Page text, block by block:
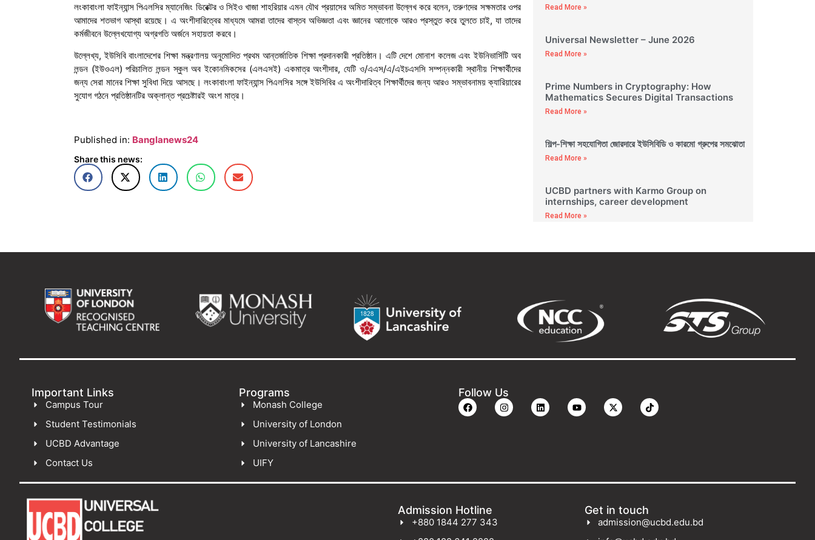
লংকাবাংলা ফাইন্যান্স পিএলসির ম্যানেজিং ডিরেক্টর ও সিইও খাজা শাহরিয়ার এমন যৌথ প্রয়াসের অমিত সম্ভাবনা উল্লেখ করে বলেন, তরুণদের সক্ষমতার ওপর
আমাদের শতভাগ আস্থা রয়েছে। এ অংশীদারিত্বের মাধ্যমে আমরা তাদের বাস্তব অভিজ্ঞতা এবং জ্ঞানের আলোকে আরও প্রস্তুত করে তুলতে চাই, যা তাদের
কর্মজীবনে উল্লেখযোগ্য অগ্রগতি অর্জনে সহায়তা করবে।
উল্লেখ্য, ইউসিবি বাংলাদেশের শিক্ষা মন্ত্রণালয় অনুমোদিত প্রথম আন্তর্জাতিক শিক্ষা প্রদানকারী প্রতিষ্ঠান। এটি দেশে মোনাশ কলেজ এবং ইউনিভার্সিটি অব
লন্ডন (ইউওএল) পরিচালিত লন্ডন স্কুল অব ইকোনমিকসের (এলএসই) একমাত্র অংশীদার, যেটি ও/এএস/এ/এইচএসসি সম্পন্নকারী স্থানীয় শিক্ষার্থীদের
জন্য সেরা মানের শিক্ষা সুবিধা দিয়ে আসছে। লংকাবাংলা ফাইন্যান্স পিএলসির সঙ্গে ইউসিবির এ অংশীদারিত্ব শিক্ষার্থীদের জন্য আরও সম্ভাবনাময় ক্যারিয়ারের
সুযোগ গঠনে প্রতিষ্ঠানটির অক্লান্ত প্রচেষ্টারই অংশ মাত্র।
Published in: Banglanews24
Share this news:
Read More »
Universal Newsletter – June 2026
Read More »
Prime Numbers in Cryptography: How
Mathematics Secures Digital Transactions
Read More »
শিল্প-শিক্ষা সহযোগিতা জোরদারে ইউসিবিডি ও কারমো গ্রুপের সমঝোতা
Read More »
UCBD partners with Karmo Group on
internships, career development
Read More »
Important Links
Campus Tour
Student Testimonials
UCBD Advantage
Contact Us
Programs
Monash College
University of London
University of Lancashire
UIFY
Follow Us
Admission Hotline
+880 1844 277 343
Get in touch
admission@ucbd.edu.bd